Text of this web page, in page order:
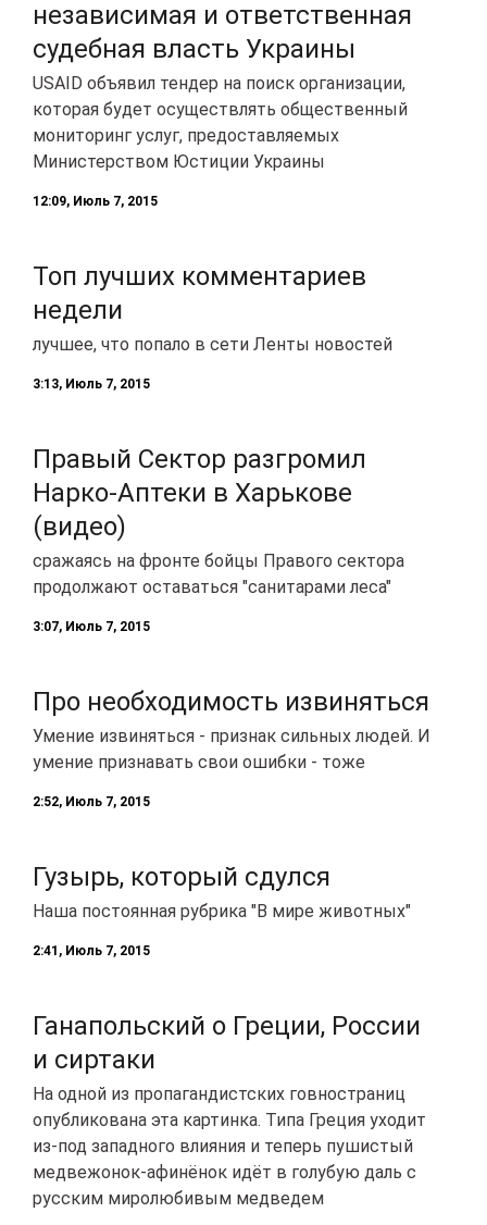
независимая и ответственная
судебная власть Украины
USAID объявил тендер на поиск организации,
которая будет осуществлять общественный
мониторинг услуг, предоставляемых
Министерством Юстиции Украины
12:09, Июль 7, 2015
Топ лучших комментариев
недели
лучшее, что попало в сети Ленты новостей
3:13, Июль 7, 2015
Правый Сектор разгромил
Нарко-Аптеки в Харькове
(видео)
сражаясь на фронте бойцы Правого сектора
продолжают оставаться "санитарами леса"
3:07, Июль 7, 2015
Про необходимость извиняться
Умение извиняться - признак сильных людей. И
умение признавать свои ошибки - тоже
2:52, Июль 7, 2015
Гузырь, который сдулся
Наша постоянная рубрика "В мире животных"
2:41, Июль 7, 2015
Ганапольский о Греции, России
и сиртаки
На одной из пропагандистских говностраниц
опубликована эта картинка. Типа Греция уходит
из-под западного влияния и теперь пушистый
медвежонок-афинёнок идёт в голубую даль с
русским миролюбивым медведем